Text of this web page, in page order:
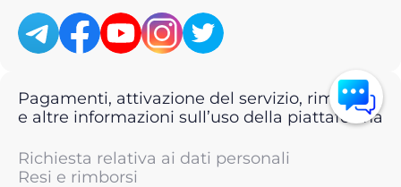
Pagamenti, attivazione del servizio, rimborsi
e altre informazioni sull’uso della piattaforma
Richiesta relativa ai dati personali
Resi e rimborsi